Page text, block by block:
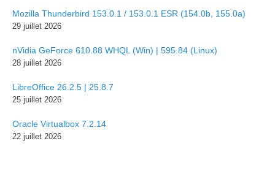
Mozilla Thunderbird 153.0.1 / 153.0.1 ESR (154.0b, 155.0a)
29 juillet 2026
nVidia GeForce 610.88 WHQL (Win) | 595.84 (Linux)
28 juillet 2026
LibreOffice 26.2.5 | 25.8.7
25 juillet 2026
Oracle Virtualbox 7.2.14
22 juillet 2026